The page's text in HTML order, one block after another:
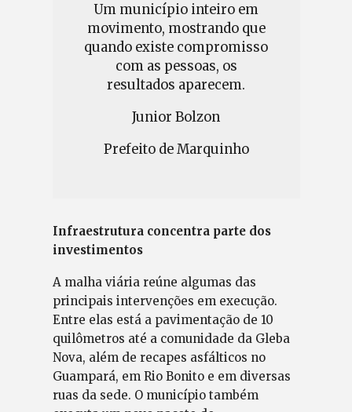
Um município inteiro em
movimento, mostrando que
quando existe compromisso
com as pessoas, os
resultados aparecem.
Junior Bolzon
Prefeito de Marquinho
Infraestrutura concentra parte dos
investimentos
A malha viária reúne algumas das
principais intervenções em execução.
Entre elas está a pavimentação de 10
quilômetros até a comunidade da Gleba
Nova, além de recapes asfálticos no
Guampará, em Rio Bonito e em diversas
ruas da sede. O município também